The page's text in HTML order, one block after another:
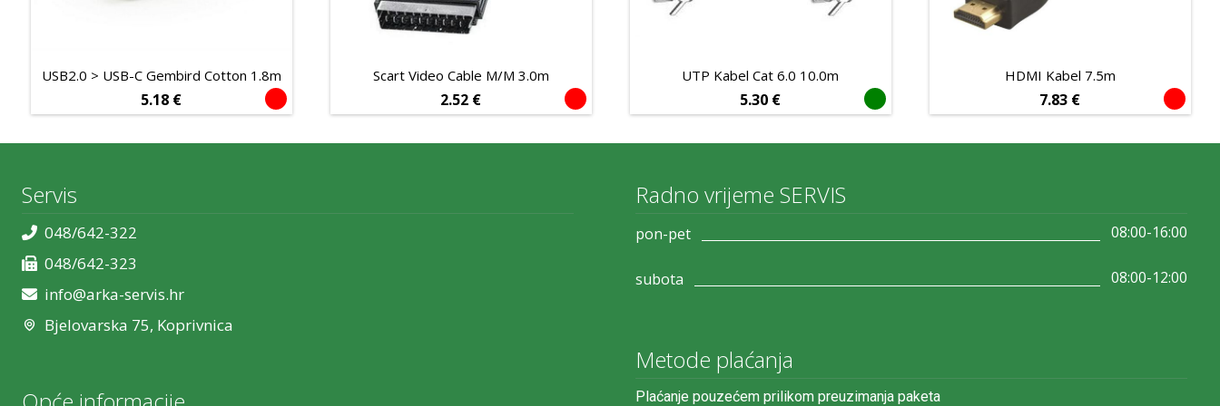
USB2.0 > USB-C Gembird Cotton 1.8m
5.18 €
Scart Video Cable M/M 3.0m
2.52 €
UTP Kabel Cat 6.0 10.0m
5.30 €
HDMI Kabel 7.5m
7.83 €
Servis
048/642-322
048/642-323
info@arka-servis.hr
Bjelovarska 75, Koprivnica
Radno vrijeme SERVIS
pon-pet 08:00-16:00
subota 08:00-12:00
Metode plaćanja
Plaćanje pouzećem prilikom preuzimanja paketa